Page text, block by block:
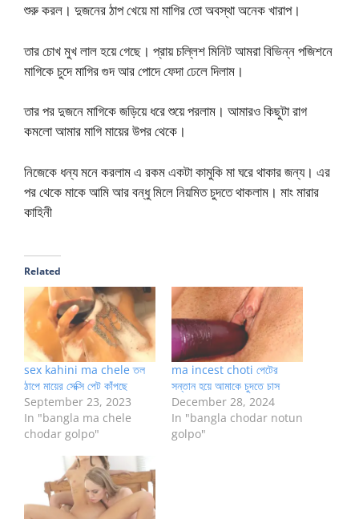
শুরু করল। দুজনের ঠাপ খেয়ে মা মাগির তো অবস্থা অনেক খারাপ।
তার চোখ মুখ লাল হয়ে গেছে। প্রায় চল্লিশ মিনিট আমরা বিভিন্ন পজিশনে
মাগিকে চুদে মাগির গুদ আর পোদে ফেদা ঢেলে দিলাম।
তার পর দুজনে মাগিকে জড়িয়ে ধরে শুয়ে পরলাম। আমারও কিছুটা রাগ
কমলো আমার মাগি মায়ের উপর থেকে।
নিজেকে ধন্য মনে করলাম এ রকম একটা কামুকি মা ঘরে থাকার জন্য। এর
পর থেকে মাকে আমি আর বন্ধু মিলে নিয়মিত চুদতে থাকলাম। মাং মারার
কাহিনী
Related
sex kahini ma chele তল
ঠাপে মায়ের সেক্সি পেট কাঁপছে
September 23, 2023
In "bangla ma chele
chodar golpo"
ma incest choti পেটের
সন্তান হয়ে আমাকে চুদতে চাস
December 28, 2024
In "bangla chodar notun
golpo"